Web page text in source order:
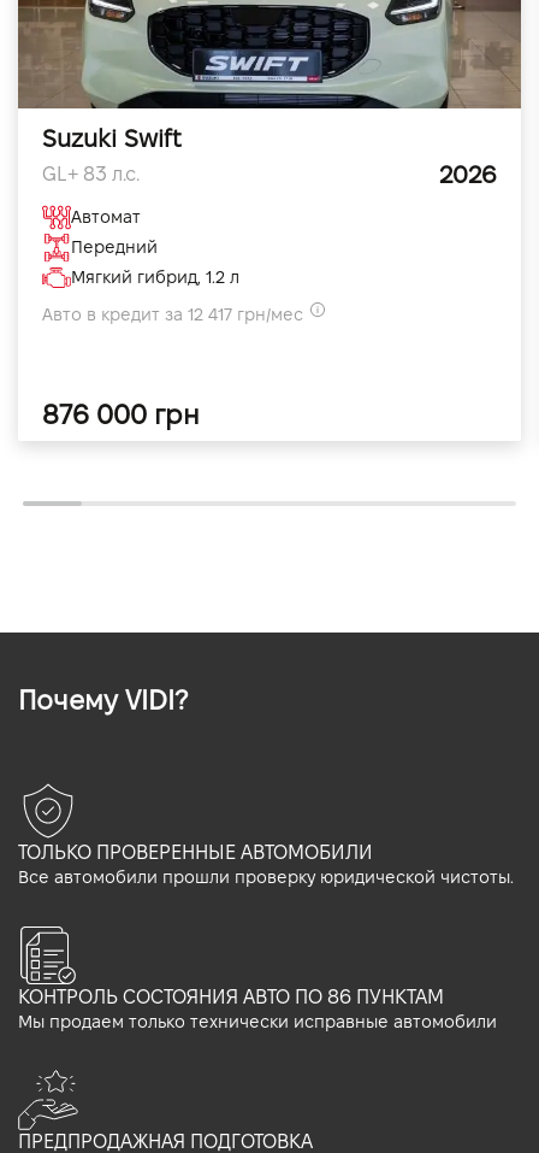
Suzuki Swift
GL+ 83 л.с. 2026
Автомат
Передний
Мягкий гибрид, 1.2 л
Авто в кредит за 12 417 грн/мес
876 000 грн
Почему VIDI?
ТОЛЬКО ПРОВЕРЕННЫЕ АВТОМОБИЛИ
Все автомобили прошли проверку юридической чистоты.
КОНТРОЛЬ СОСТОЯНИЯ АВТО ПО 86 ПУНКТАМ
Мы продаем только технически исправные автомобили
ПРЕДПРОДАЖНАЯ ПОДГОТОВКА